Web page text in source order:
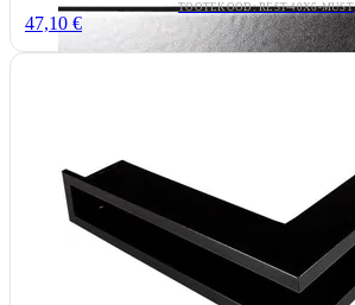
TOOTEKOOD: REST-40X6-MUST
47,10 €